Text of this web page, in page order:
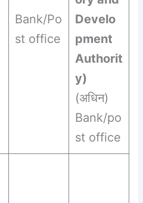
Bank/Po
st office
Develo
pment
Authorit
y)
(अधिन)
Bank/po
st office